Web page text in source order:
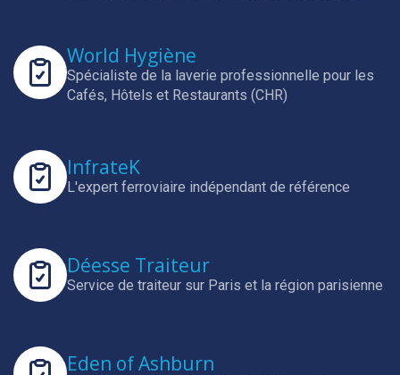
World Hygiène
Spécialiste de la laverie professionnelle pour les
Cafés, Hôtels et Restaurants (CHR)
InfrateK
L'expert ferroviaire indépendant de référence
Déesse Traiteur
Service de traiteur sur Paris et la région parisienne
Eden of Ashburn